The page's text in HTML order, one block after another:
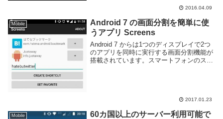
2016.04.09
Mobile
Android 7 の画面分割を簡単に使
うアプリ Screens
Android 7 からは1つのディスプレイで2つ
のアプリを同時に実行する画面分割機能が
搭載されています。スマートフォンのスク
2017.01.23
Mobile
60カ国以上のサーバー利用可能で